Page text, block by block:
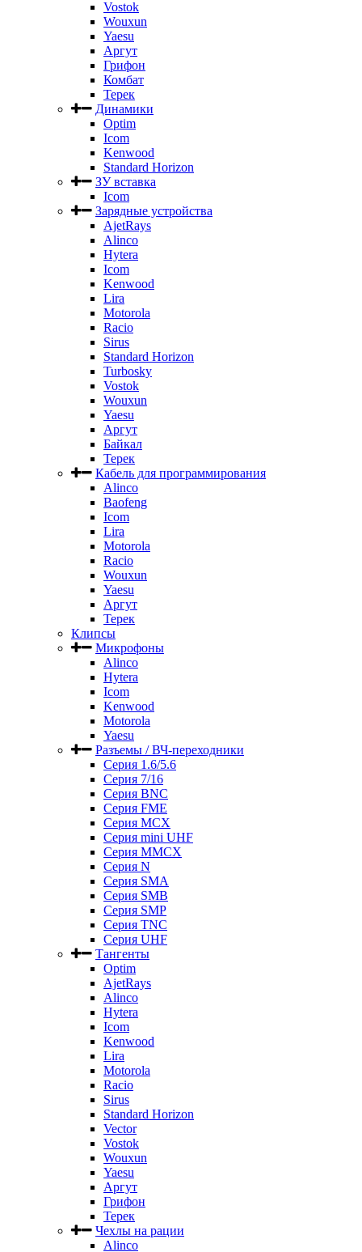
Vostok
Wouxun
Yaesu
Аргут
Грифон
Комбат
Терек
Динамики
Optim
Icom
Kenwood
Standard Horizon
ЗУ вставка
Icom
Зарядные устройства
AjetRays
Alinco
Hytera
Icom
Kenwood
Lira
Motorola
Racio
Sirus
Standard Horizon
Turbosky
Vostok
Wouxun
Yaesu
Аргут
Байкал
Терек
Кабель для программирования
Alinco
Baofeng
Icom
Lira
Motorola
Racio
Wouxun
Yaesu
Аргут
Терек
Клипсы
Микрофоны
Alinco
Hytera
Icom
Kenwood
Motorola
Yaesu
Разъемы / ВЧ-переходники
Серия 1.6/5.6
Серия 7/16
Серия BNC
Серия FME
Серия MCX
Серия mini UHF
Серия MMCX
Серия N
Серия SMA
Серия SMB
Серия SMP
Серия TNC
Серия UHF
Тангенты
Optim
AjetRays
Alinco
Hytera
Icom
Kenwood
Lira
Motorola
Racio
Sirus
Standard Horizon
Vector
Vostok
Wouxun
Yaesu
Аргут
Грифон
Терек
Чехлы на рации
Alinco